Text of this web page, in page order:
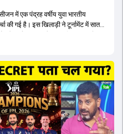
में एक पंद्रह वर्षीय युवा भारतीय
की गई है। इस खिलाड़ी ने टूर्नामेंट में सात
मोस्ट वैल्युएबल प्लेयर का खिताब अपने नाम
ऑस्ट्रेलियाई टीम के वर्तमान कप्तान और
में लोगों को इस खिलाड़ी के प्रदर्शन पर
बल्लेबाज साबित कर दिया है जो
क्षमता रखता है। वहीं, इंग्लैंड के पूर्व कप्तान
के अलावा इस सीजन की सबसे बड़ी बात इस
देखने के लिए स्टेडियम में भारी भीड़ उमड़ती
खिलाड़ी को श्रीलंका में होने वाली
में भी शामिल कर लिया गया है।